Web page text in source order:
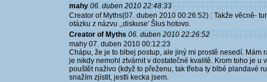
mahy 06. duben 2010 22:48:33
Creator of Myths(07. duben 2010 00:26:52) : Takže věcně-
otázku z názvu ,,diskuse' Šlus hotovo.
Creator of Myths 06. duben 2010 22:26:52
mahy 07. duben 2010 00:12:23
Chápu, že je to blbej postup, ale jiný mi prostě nesedí. Mám
je nikdy nemohl ztvárnit v dostatečné kvalitě. Krom toho je u
pouštět naživo (když to přeženu, tak třeba ty blbé plandavé
snažím zjistit, jestli kecka jsem.